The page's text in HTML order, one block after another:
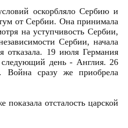
оскорбляло Сербию и
от Сербии. Она принимала
на уступчивость Сербии,
Сербии, начала
отказала. 19 июля Германия
день - Англия. 26
Война сразу же приобрела
отсталость царской